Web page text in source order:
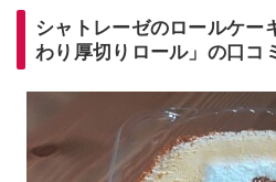
シャトレーゼのロールケー
わり厚切りロール」の口コ